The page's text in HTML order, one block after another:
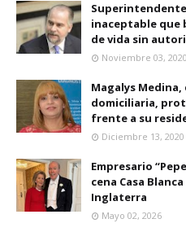
inaceptable que
de vida sin
Noviembre 03, 2020
Magalys
domiciliaria,
frente a su
Diciembre 13, 2020
Empresario
cena Casa
Inglaterra
Mayo 02, 2026